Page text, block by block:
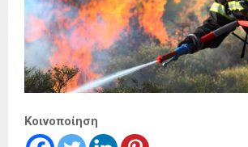
Κοινοποίηση